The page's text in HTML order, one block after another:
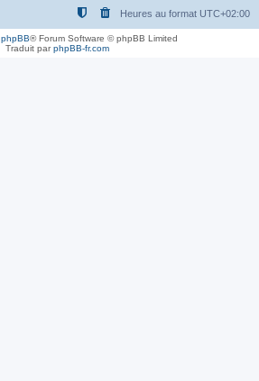
Heures au format UTC+02:00
phpBB® Forum Software © phpBB Limited
Traduit parphpBB-fr.com